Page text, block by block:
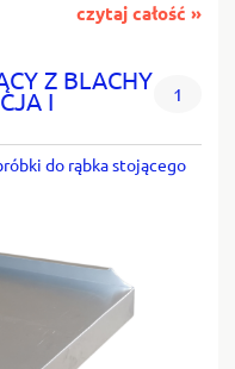
czytaj całość »
Z BLACHY
I 1
do rąbka stojącego